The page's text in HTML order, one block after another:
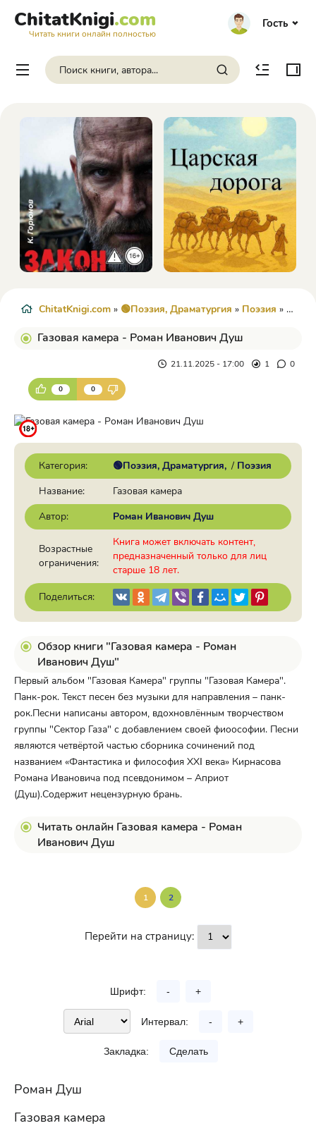
ChitatKnigi.com
Читать книги онлайн полностью
Гость
ChitatKnigi.com » 🟢Поэзия, Драматургия » Поэзия » Газовая камера - Роман Иванович Душ
Газовая камера - Роман Иванович Душ
21.11.2025 - 17:00 1 0
0 0
Категория: 🟢Поэзия, Драматургия / Поэзия
Название:
Газовая камера
Автор:
Роман Иванович Душ
Возрастные
ограничения:
Книга может включать контент,
предназначенный только для лиц
старше 18 лет.
Поделиться:
Обзор книги "Газовая камера - Роман
Иванович Душ"
Первый альбом "Газовая Камера" группы "Газовая Камера".
Панк-рок. Текст песен без музыки для направления – панк-
рок.Песни написаны автором, вдохновлённым творчеством
группы "Сектор Газа" с добавлением своей фиоософии. Песни
являются четвёртой частью сборника сочинений под
названием «Фантастика и философия XXΙ века» Кирнасова
Романа Ивановича под псевдонимом – Априот
(Душ).Содержит нецензурную брань.
Читать онлайн Газовая камера - Роман
Иванович Душ
1 2
Перейти на страницу:
Шрифт: - +
Интервал: - +
Закладка: Сделать
Роман Душ
Газовая камера